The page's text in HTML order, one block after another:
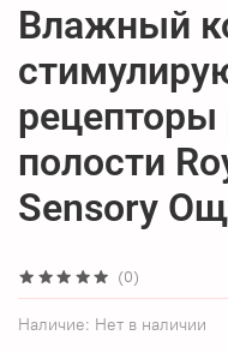
(0)
Наличие: Нет в наличии
Влажный
рецепторы
полости
Sensory